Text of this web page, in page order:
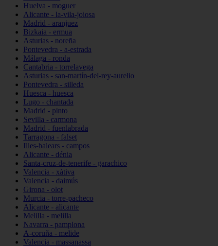
Huelva - moguer
Alicante - la-vila-joiosa
Madrid - aranjuez
Bizkaia - ermua
Asturias - noreña
Pontevedra - a-estrada
Málaga - ronda
Cantabria - torrelavega
Asturias - san-martín-del-rey-aurelio
Pontevedra - silleda
Huesca - huesca
Lugo - chantada
Madrid - pinto
Sevilla - carmona
Madrid - fuenlabrada
Tarragona - falset
Illes-balears - campos
Alicante - dénia
Santa-cruz-de-tenerife - garachico
Valencia - xàtiva
Valencia - daimús
Girona - olot
Murcia - torre-pacheco
Alicante - alicante
Melilla - melilla
Navarra - pamplona
A-coruña - melide
Valencia - massanassa